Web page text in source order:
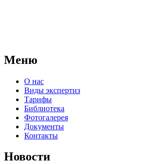
Меню
О нас
Виды экспертиз
Тарифы
Библиотека
Фотогалерея
Документы
Контакты
Новости